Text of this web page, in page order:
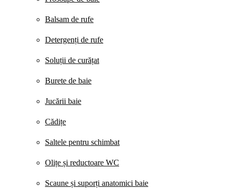
Balsam de rufe
Detergenți de rufe
Soluții de curățat
Burete de baie
Jucării baie
Cădițe
Saltele pentru schimbat
Olițe și reductoare WC
Scaune și suporți anatomici baie